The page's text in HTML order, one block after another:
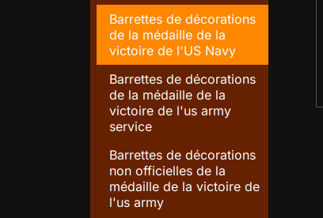
Barrettes de décorations
de la médaille de la
victoire de l'US Navy
Barrettes de décorations
de la médaille de la
victoire de l'us army
service
Barrettes de décorations
non officielles de la
médaille de la victoire de
l'us army